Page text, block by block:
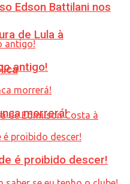
de Lula à
Edson Battilani nos
antigo!
morrerá!
é proibido descer!